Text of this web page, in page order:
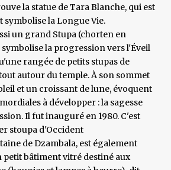
la statue de Tara Blanche, qui est
la Longue Vie.
un grand Stupa (chorten en
la progression vers l'Éveil
rangée de petits stupas de
autour du temple. À son sommet
et un croissant de lune, évoquent
à développer : la sagesse
Il fut inauguré en 1980. C'est
stoupa d'Occident
de Dzambala, est également
petit bâtiment vitré destiné aux